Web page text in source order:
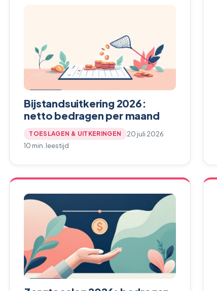
Bijstandsuitkering 2026:
netto bedragen per maand
TOESLAGEN & UITKERINGEN
20 juli 2026
10 min. leestijd